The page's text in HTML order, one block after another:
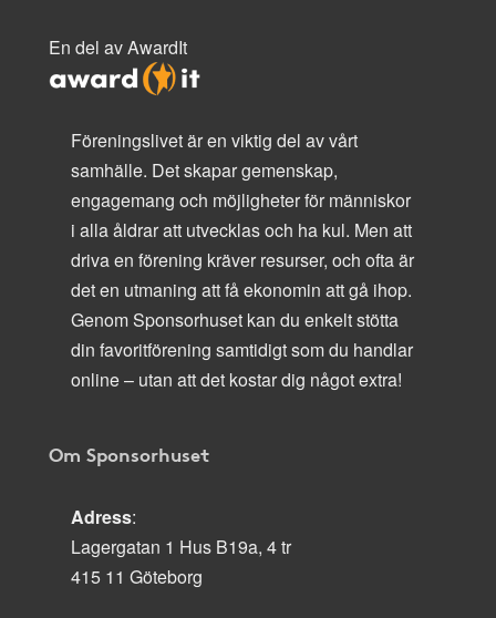
En del av AwardIt
Föreningslivet är en viktig del av vårt
samhälle. Det skapar gemenskap,
engagemang och möjligheter för människor
i alla åldrar att utvecklas och ha kul. Men att
driva en förening kräver resurser, och ofta är
det en utmaning att få ekonomin att gå ihop.
Genom Sponsorhuset kan du enkelt stötta
din favoritförening samtidigt som du handlar
online – utan att det kostar dig något extra!
Om Sponsorhuset
Adress:
Lagergatan 1 Hus B19a, 4 tr
415 11 Göteborg